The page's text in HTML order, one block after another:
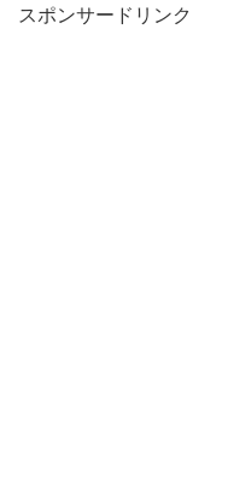
スポンサードリンク